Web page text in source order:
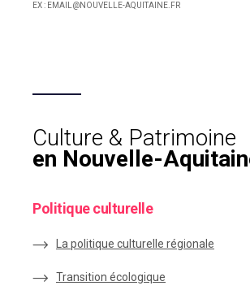
EX : EMAIL@NOUVELLE-AQUITAINE.FR
Culture & Patrimoine
en Nouvelle-
Politique culturelle
La politique culturelle régionale
Transition écologique